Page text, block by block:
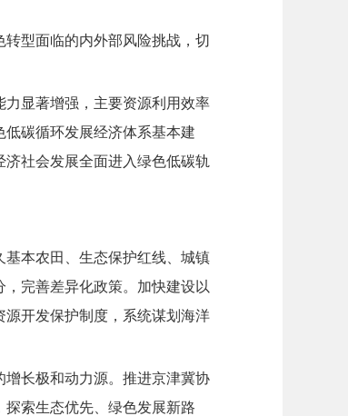
型面临的内外部风险挑战，切
力显著增强，主要资源利用效率
碳循环发展经济体系基本建
社会发展全面进入绿色低碳轨
基本农田、生态保护红线、城镇
完善差异化政策。加快建设以
开发保护制度，系统谋划海洋
增长极和动力源。推进京津冀协
索生态优先、绿色发展新路